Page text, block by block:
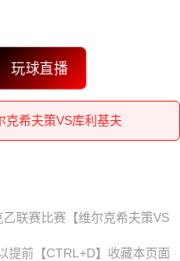
玩球直播
希夫策VS库利基夫
希夫策VS库利基夫
希夫策VS库利基夫
克希夫策VS库利基夫
希夫策VS库利基夫
希夫策VS库利基夫
联赛比赛【维尔克希夫策VS
提前【CTRL+D】收藏本页面